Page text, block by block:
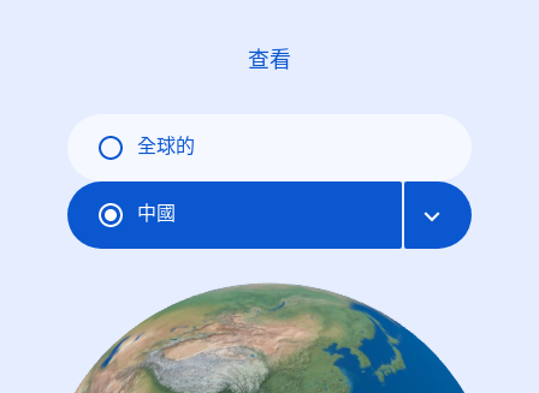
查看
全球的
中國